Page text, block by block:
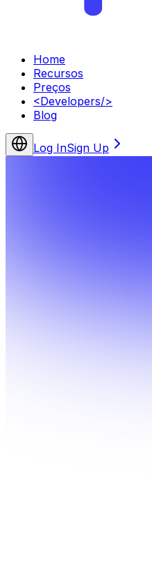
Home
Recursos
Preços
<Developers/>
Blog
Log InSign Up